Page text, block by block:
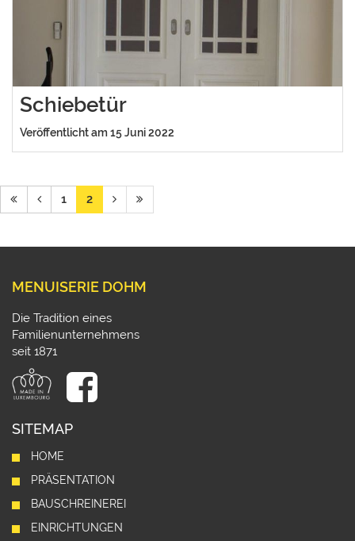
Schiebetür
Veröffentlicht am 15 Juni 2022
1 2
MENUISERIE DOHM
Die Tradition eines
Familienunternehmens
seit 1871
SITEMAP
HOME
PRÄSENTATION
BAUSCHREINEREI
EINRICHTUNGEN